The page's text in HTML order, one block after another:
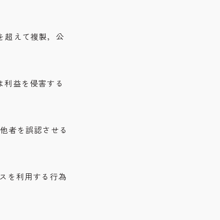
超えて複製，公
益を侵害する
者を誤認させる
を利用する行為